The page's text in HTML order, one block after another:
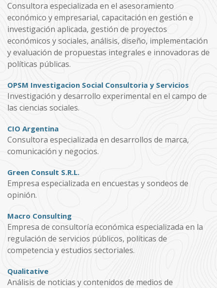
Consultora especializada en el asesoramiento
económico y empresarial, capacitación en gestión e
investigación aplicada, gestión de proyectos
económicos y sociales, análisis, diseño, implementación
y evaluación de propuestas integrales e innovadoras de
políticas públicas.
OPSM Investigacion Social Consultoria y Servicios
Investigación y desarrollo experimental en el campo de
las ciencias sociales.
CIO Argentina
Consultora especializada en desarrollos de marca,
comunicación y negocios.
Green Consult S.R.L.
Empresa especializada en encuestas y sondeos de
opinión.
Macro Consulting
Empresa de consultoría económica especializada en la
regulación de servicios públicos, políticas de
competencia y estudios sectoriales.
Qualitative
Análisis de noticias y contenidos de medios de